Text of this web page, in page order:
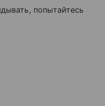
попытайтесь